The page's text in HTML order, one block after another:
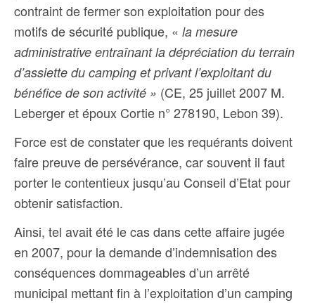
contraint de fermer son exploitation pour des
motifs de sécurité publique, « la mesure
administrative entraînant la dépréciation du terrain
d’assiette du camping et privant l’exploitant du
bénéfice de son activité » (CE, 25 juillet 2007 M.
Leberger et époux Cortie n° 278190, Lebon 39).
Force est de constater que les requérants doivent
faire preuve de persévérance, car souvent il faut
porter le contentieux jusqu’au Conseil d’Etat pour
obtenir satisfaction.
Ainsi, tel avait été le cas dans cette affaire jugée
en 2007, pour la demande d’indemnisation des
conséquences dommageables d’un arrêté
municipal mettant fin à l’exploitation d’un camping